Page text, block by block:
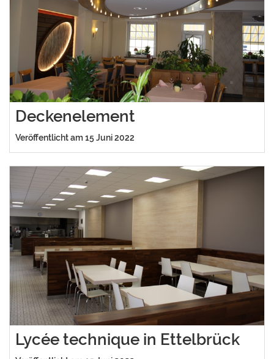
Deckenelement
Veröffentlicht am 15 Juni 2022
Lycée technique in Ettelbrück